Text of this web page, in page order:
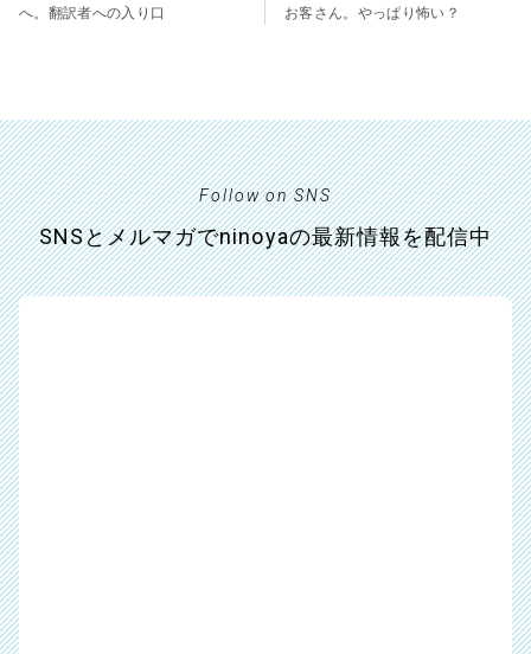
へ。翻訳者への入り口
お客さん。やっぱり怖い？
Follow on SNS
SNSとメルマガでninoyaの最新情報を配信中